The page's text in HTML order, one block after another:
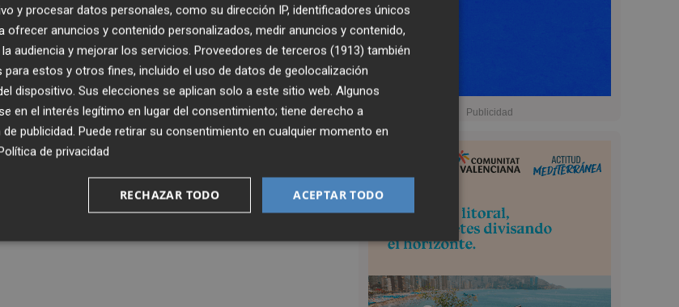
y procesar datos personales, como su dirección IP, identificadores únicos
ofrecer anuncios y contenido personalizados, medir anuncios y contenido,
audiencia y mejorar los servicios. Proveedores de terceros (1913) también
estos y otros fines, incluido el uso de datos de geolocalización
dispositivo. Sus elecciones se aplican solo a este sitio web. Algunos
en el interés legítimo en lugar del consentimiento; tiene derecho a
publicidad. Puede retirar su consentimiento en cualquier momento en
de privacidad
ACEPTAR TODO
RECHAZAR TODO